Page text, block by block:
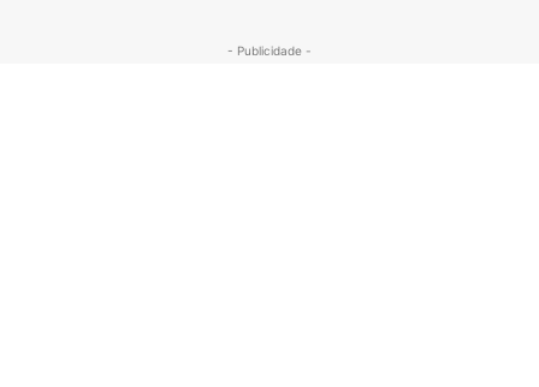
- Publicidade -